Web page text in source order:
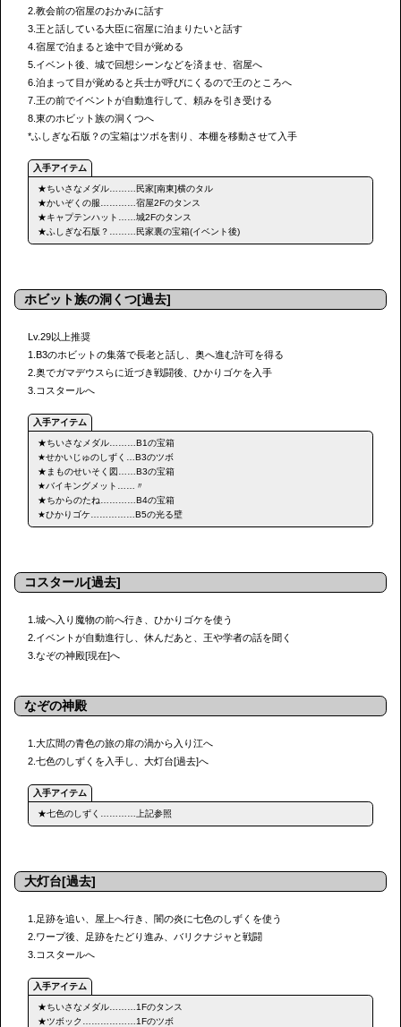
2.教会前の宿屋のおかみに話す
3.王と話している大臣に宿屋に泊まりたいと話す
4.宿屋で泊まると途中で目が覚める
5.イベント後、城で回想シーンなどを済ませ、宿屋へ
6.泊まって目が覚めると兵士が呼びにくるので王のところへ
7.王の前でイベントが自動進行して、頼みを引き受ける
8.東のホビット族の洞くつへ
*ふしぎな石版？の宝箱はツボを割り、本棚を移動させて入手
★ちいさなメダル………民家[南東]横のタル
★かいぞくの服…………宿屋2Fのタンス
★キャプテンハット……城2Fのタンス
★ふしぎな石版？………民家裏の宝箱(イベント後)
ホビット族の洞くつ[過去]
Lv.29以上推奨
1.B3のホビットの集落で長老と話し、奥へ進む許可を得る
2.奥でガマデウスらに近づき戦闘後、ひかりゴケを入手
3.コスタールへ
★ちいさなメダル………B1の宝箱
★せかいじゅのしずく…B3のツボ
★まものせいそく図……B3の宝箱
★バイキングメット……〃
★ちからのたね…………B4の宝箱
★ひかりゴケ……………B5の光る壁
コスタール[過去]
1.城へ入り魔物の前へ行き、ひかりゴケを使う
2.イベントが自動進行し、休んだあと、王や学者の話を聞く
3.なぞの神殿[現在]へ
なぞの神殿
1.大広間の青色の旅の扉の渦から入り江へ
2.七色のしずくを入手し、大灯台[過去]へ
★七色のしずく…………上記参照
大灯台[過去]
1.足跡を追い、屋上へ行き、闇の炎に七色のしずくを使う
2.ワープ後、足跡をたどり進み、バリクナジャと戦闘
3.コスタールへ
★ちいさなメダル………1Fのタンス
★ツボック………………1Fのツボ